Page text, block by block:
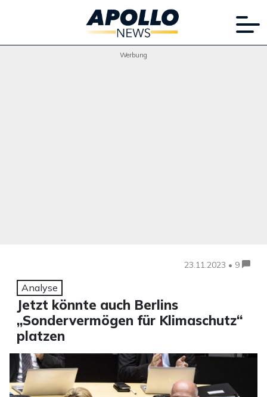
Werbung
23.11.2023 • 9
Analyse
Jetzt könnte auch Berlins
„Sondervermögen für Klimaschutz“
platzen